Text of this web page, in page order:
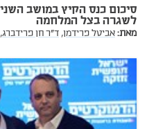
לשגרה בצל המלחמה
מאת:אביטל פרידמן, ד"ר חן פרידברג,